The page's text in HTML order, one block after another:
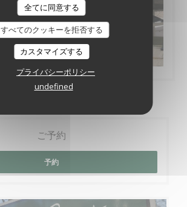
全てに同意する
すべてのクッキーを拒否する
カスタマイズする
プライバシーポリシー
undefined
ご予約
予約